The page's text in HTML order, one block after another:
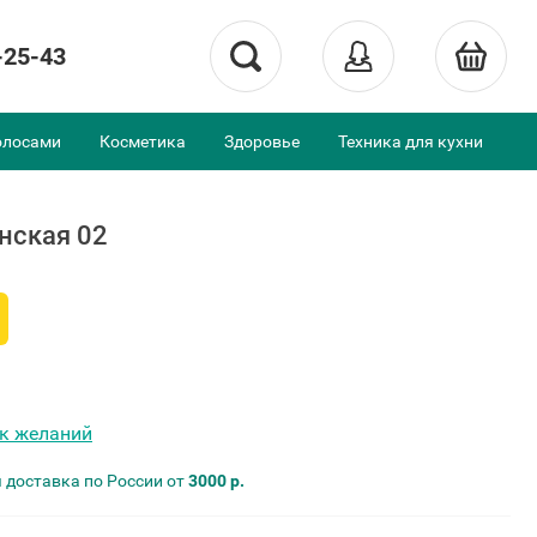
43
Косметика Здоровье Техника для кухни
02
желаний
доставка по России от3000 р.